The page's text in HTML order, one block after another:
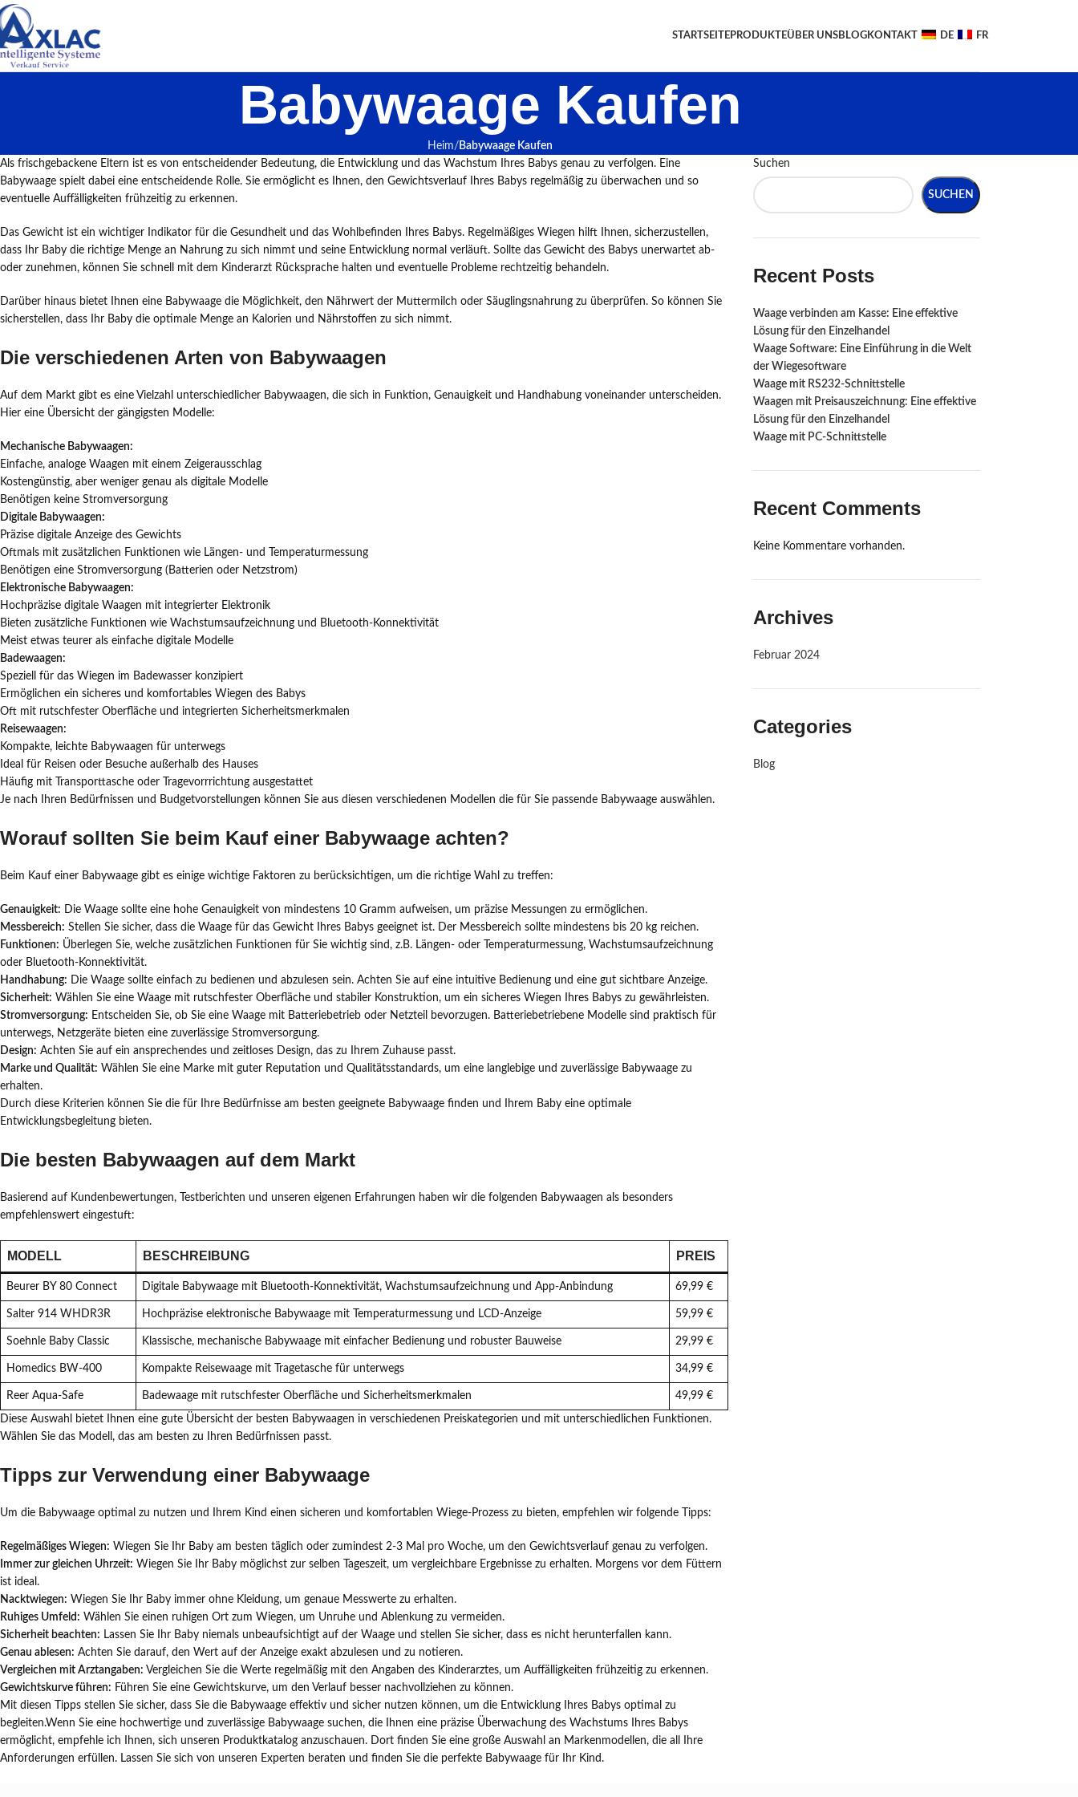
STARTSEITEPRODUKTEÜBER UNSBLOGKONTAKT DE FR
Babywaage Kaufen
Heim
Babywaage Kaufen
Als frischgebackene Eltern ist es von entscheidender Bedeutung, die Entwicklung und das Wachstum Ihres Babys genau zu verfolgen. Eine
Babywaage spielt dabei eine entscheidende Rolle. Sie ermöglicht es Ihnen, den Gewichtsverlauf Ihres Babys regelmäßig zu überwachen und so
eventuelle Auffälligkeiten frühzeitig zu erkennen.
Das Gewicht ist ein wichtiger Indikator für die Gesundheit und das Wohlbefinden Ihres Babys. Regelmäßiges Wiegen hilft Ihnen, sicherzustellen,
dass Ihr Baby die richtige Menge an Nahrung zu sich nimmt und seine Entwicklung normal verläuft. Sollte das Gewicht des Babys unerwartet ab-
oder zunehmen, können Sie schnell mit dem Kinderarzt Rücksprache halten und eventuelle Probleme rechtzeitig behandeln.
Darüber hinaus bietet Ihnen eine Babywaage die Möglichkeit, den Nährwert der Muttermilch oder Säuglingsnahrung zu überprüfen. So können Sie
sicherstellen, dass Ihr Baby die optimale Menge an Kalorien und Nährstoffen zu sich nimmt.
Die verschiedenen Arten von Babywaagen
Auf dem Markt gibt es eine Vielzahl unterschiedlicher Babywaagen, die sich in Funktion, Genauigkeit und Handhabung voneinander unterscheiden.
Hier eine Übersicht der gängigsten Modelle:
Mechanische Babywaagen:
Einfache, analoge Waagen mit einem Zeigerausschlag
Kostengünstig, aber weniger genau als digitale Modelle
Benötigen keine Stromversorgung
Digitale Babywaagen:
Präzise digitale Anzeige des Gewichts
Oftmals mit zusätzlichen Funktionen wie Längen- und Temperaturmessung
Benötigen eine Stromversorgung (Batterien oder Netzstrom)
Elektronische Babywaagen:
Hochpräzise digitale Waagen mit integrierter Elektronik
Bieten zusätzliche Funktionen wie Wachstumsaufzeichnung und Bluetooth-Konnektivität
Meist etwas teurer als einfache digitale Modelle
Badewaagen:
Speziell für das Wiegen im Badewasser konzipiert
Ermöglichen ein sicheres und komfortables Wiegen des Babys
Oft mit rutschfester Oberfläche und integrierten Sicherheitsmerkmalen
Reisewaagen:
Kompakte, leichte Babywaagen für unterwegs
Ideal für Reisen oder Besuche außerhalb des Hauses
Häufig mit Transporttasche oder Tragevorrrichtung ausgestattet
Je nach Ihren Bedürfnissen und Budgetvorstellungen können Sie aus diesen verschiedenen Modellen die für Sie passende Babywaage auswählen.
Worauf sollten Sie beim Kauf einer Babywaage achten?
Beim Kauf einer Babywaage gibt es einige wichtige Faktoren zu berücksichtigen, um die richtige Wahl zu treffen:
Genauigkeit: Die Waage sollte eine hohe Genauigkeit von mindestens 10 Gramm aufweisen, um präzise Messungen zu ermöglichen.
Messbereich: Stellen Sie sicher, dass die Waage für das Gewicht Ihres Babys geeignet ist. Der Messbereich sollte mindestens bis 20 kg reichen.
Funktionen: Überlegen Sie, welche zusätzlichen Funktionen für Sie wichtig sind, z.B. Längen- oder Temperaturmessung, Wachstumsaufzeichnung
oder Bluetooth-Konnektivität.
Handhabung: Die Waage sollte einfach zu bedienen und abzulesen sein. Achten Sie auf eine intuitive Bedienung und eine gut sichtbare Anzeige.
Sicherheit: Wählen Sie eine Waage mit rutschfester Oberfläche und stabiler Konstruktion, um ein sicheres Wiegen Ihres Babys zu gewährleisten.
Stromversorgung: Entscheiden Sie, ob Sie eine Waage mit Batteriebetrieb oder Netzteil bevorzugen. Batteriebetriebene Modelle sind praktisch für
unterwegs, Netzgeräte bieten eine zuverlässige Stromversorgung.
Design: Achten Sie auf ein ansprechendes und zeitloses Design, das zu Ihrem Zuhause passt.
Marke und Qualität: Wählen Sie eine Marke mit guter Reputation und Qualitätsstandards, um eine langlebige und zuverlässige Babywaage zu
erhalten.
Durch diese Kriterien können Sie die für Ihre Bedürfnisse am besten geeignete Babywaage finden und Ihrem Baby eine optimale
Entwicklungsbegleitung bieten.
Die besten Babywaagen auf dem Markt
Basierend auf Kundenbewertungen, Testberichten und unseren eigenen Erfahrungen haben wir die folgenden Babywaagen als besonders
empfehlenswert eingestuft:
MODELL BESCHREIBUNG PREIS
Beurer BY 80 Connect Digitale Babywaage mit Bluetooth-Konnektivität, Wachstumsaufzeichnung und App-Anbindung 69,99 €
Salter 914 WHDR3R Hochpräzise elektronische Babywaage mit Temperaturmessung und LCD-Anzeige 59,99 €
Soehnle Baby Classic Klassische, mechanische Babywaage mit einfacher Bedienung und robuster Bauweise 29,99 €
Homedics BW-400 Kompakte Reisewaage mit Tragetasche für unterwegs 34,99 €
Reer Aqua-Safe Badewaage mit rutschfester Oberfläche und Sicherheitsmerkmalen 49,99 €
Diese Auswahl bietet Ihnen eine gute Übersicht der besten Babywaagen in verschiedenen Preiskategorien und mit unterschiedlichen Funktionen.
Wählen Sie das Modell, das am besten zu Ihren Bedürfnissen passt.
Tipps zur Verwendung einer Babywaage
Um die Babywaage optimal zu nutzen und Ihrem Kind einen sicheren und komfortablen Wiege-Prozess zu bieten, empfehlen wir folgende Tipps:
Regelmäßiges Wiegen: Wiegen Sie Ihr Baby am besten täglich oder zumindest 2-3 Mal pro Woche, um den Gewichtsverlauf genau zu verfolgen.
Immer zur gleichen Uhrzeit: Wiegen Sie Ihr Baby möglichst zur selben Tageszeit, um vergleichbare Ergebnisse zu erhalten. Morgens vor dem Füttern
ist ideal.
Nacktwiegen: Wiegen Sie Ihr Baby immer ohne Kleidung, um genaue Messwerte zu erhalten.
Ruhiges Umfeld: Wählen Sie einen ruhigen Ort zum Wiegen, um Unruhe und Ablenkung zu vermeiden.
Sicherheit beachten: Lassen Sie Ihr Baby niemals unbeaufsichtigt auf der Waage und stellen Sie sicher, dass es nicht herunterfallen kann.
Genau ablesen: Achten Sie darauf, den Wert auf der Anzeige exakt abzulesen und zu notieren.
Vergleichen mit Arztangaben: Vergleichen Sie die Werte regelmäßig mit den Angaben des Kinderarztes, um Auffälligkeiten frühzeitig zu erkennen.
Gewichtskurve führen: Führen Sie eine Gewichtskurve, um den Verlauf besser nachvollziehen zu können.
Mit diesen Tipps stellen Sie sicher, dass Sie die Babywaage effektiv und sicher nutzen können, um die Entwicklung Ihres Babys optimal zu
begleiten.Wenn Sie eine hochwertige und zuverlässige Babywaage suchen, die Ihnen eine präzise Überwachung des Wachstums Ihres Babys
ermöglicht, empfehle ich Ihnen, sich unseren Produktkatalog anzuschauen. Dort finden Sie eine große Auswahl an Markenmodellen, die all Ihre
Anforderungen erfüllen. Lassen Sie sich von unseren Experten beraten und finden Sie die perfekte Babywaage für Ihr Kind.
Suchen
SUCHEN
Recent Posts
Waage verbinden am Kasse: Eine effektive
Lösung für den Einzelhandel
Waage Software: Eine Einführung in die Welt
der Wiegesoftware
Waage mit RS232-Schnittstelle ‍
Waagen mit Preisauszeichnung: Eine effektive
Lösung für den Einzelhandel
Waage mit PC-Schnittstelle
Recent Comments
Keine Kommentare vorhanden.
Archives
Februar 2024
Categories
Blog